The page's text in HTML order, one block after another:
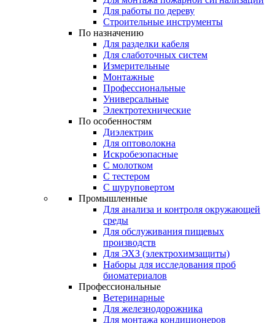
Для работы по дереву
Строительные инструменты
По назначению
Для разделки кабеля
Для слаботочных систем
Измерительные
Монтажные
Профессиональные
Универсальные
Электротехнические
По особенностям
Диэлектрик
Для оптоволокна
Искробезопасные
С молотком
С тестером
С шуруповертом
Промышленные
Для анализа и контроля окружающей
среды
Для обслуживания пищевых
производств
Для ЭХЗ (электрохимзащиты)
Наборы для исследования проб
биоматериалов
Профессиональные
Ветеринарные
Для железнодорожника
Для монтажа кондиционеров